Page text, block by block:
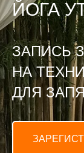
ЙОГА
ЗАПИСЬ
НА
ДЛЯ